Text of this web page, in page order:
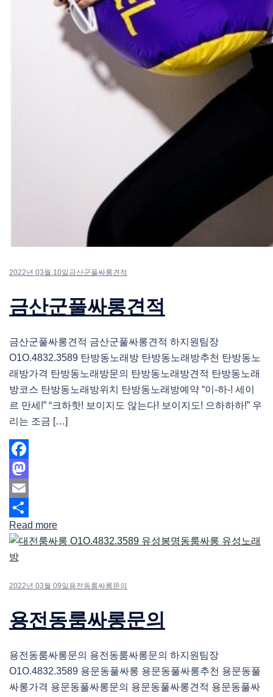
2022년 03월 10일 금산군풀싸롱견적
금산군풀싸롱견적
금산군풀싸롱견적 금산군풀싸롱견적 하지원팀장
O1O.4832.3589 탄방동노래방 탄방동노래방추천 탄방동노
래방가격 탄방동노래방문의 탄방동노래방견적 탄방동노래
방코스 탄방동노래방위치 탄방동노래방예약 “이-하-! 세이
르 만세!” “크하핫! 보이지도 않는다! 보이지도! 으하하하!” 우
리는 조금 […]
Facebook
Mastodon
Email
Share
Read more
2022년 03월 09일 용전동룸싸롱문의
용전동룸싸롱문의
용전동룸싸롱문의 용전동룸싸롱문의 하지원팀장
O1O.4832.3589 용문동풀싸롱 용문동풀싸롱추천 용문동풀
싸롱가격 용문동풀싸롱문의 용문동풀싸롱견적 용문동풀싸